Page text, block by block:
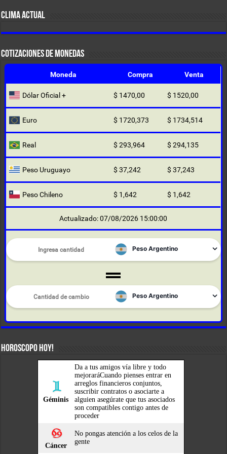
CLIMA ACTUAL
COTIZACIONES DE MONEDAS
Moneda Compra Venta
Dólar Oficial + $ 1470,00 $ 1520,00
Euro $ 1720,373 $ 1734,514
Real $ 293,964 $ 294,135
Peso Uruguayo $ 37,242 $ 37,243
Peso Chileno $ 1,642 $ 1,642
Actualizado: 07/08/2026 15:00:00
HOROSCOPO HOY!